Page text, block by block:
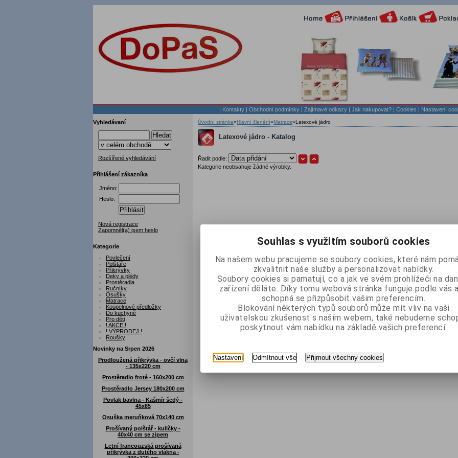
| Kontakty | Obchodní podmínky | Zajímavé odkazy | Jak nakupovat? | Cookies | Nastavení
Vyhledávaní
Hledat
Rozšířené vyhledávání
Přihlášení zákazníka
Jméno:
Heslo:
Přihlásit
Nová registrace
Zapomněl(a) jsem heslo
Kategorie
Povlečení
Polštáře
Přikrývky
Deky a plédy
Prostěradla
Ručníky
Osušky
Matrace
Koupelnové předložky
Do kuchyně
Pro děti
! AKCE !
! VÝPRODEJ !
Roušky
Novinky na Srpen 2026
Prodloužená přikrývka - ovčí vlna
- 135x220 cm
Prostěradlo froté - 160x200 cm
Prostěradlo Jersey 180x200 cm
Povlak bavlna - Kašmír šedý -
45x65
Osuška meruňková 70x140 cm
Prošívaný polštář - kuličky -
40x40 cm se zipem
Letní francouzská prošívaná
přikrývka z dutého vlákna -
Úvodní stránka»Hlavní členění»Matrace»Latexové jádro
Latexové jádro - Katalog
Řadit podle:
Kategorie neobsahuje žádné výrobky.
Souhlas s využitím souborů cookies
Na našem webu pracujeme se soubory cookies, které nám
zkvalitnit naše služby a personalizovat nabídky.
Soubory cookies si pamatují, co a jak ve svém prohlížeči na
zařízení děláte. Díky tomu webová stránka funguje podle vás
schopná se přizpůsobit vašim preferencím.
Blokování některých typů souborů může mít vliv na vaši
uživatelskou zkušenost s naším webem, také nebudeme
poskytnout vám nabídku na základě vašich preferencí.
Nastavení Odmítnout vše Přijmout všechny cookies